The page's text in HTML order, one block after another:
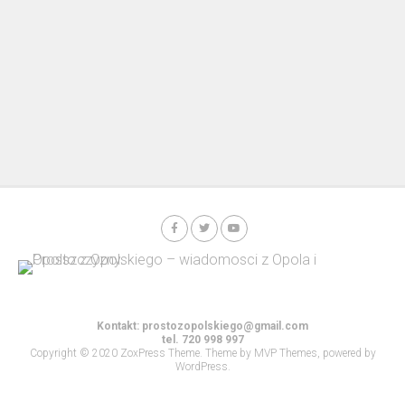
Kontakt: prostozopolskiego@gmail.com
tel. 720 998 997
Copyright © 2020 ZoxPress Theme. Theme by MVP Themes, powered by
WordPress.